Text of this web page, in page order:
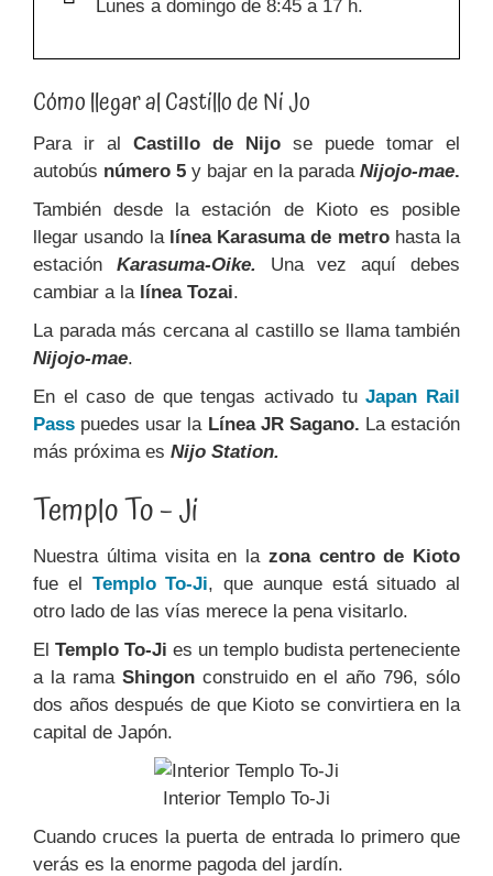
Lunes a domingo de 8:45 a 17 h.
Cómo llegar al Castillo de Ni Jo
Para ir al Castillo de Nijo se puede tomar el
autobús número 5 y bajar en la paradaNijojo-mae.
También desde la estación de Kioto es posible
llegar usando la línea Karasuma de metrohasta la
estación Karasuma-Oike. Una vez aquí debes
cambiar a la línea Tozai.
La parada más cercana al castillo se llama también
Nijojo-mae.
En el caso de que tengas activado tuJapan Rail
Pass puedes usar la Línea JR Sagano. La estación
más próxima es Nijo Station.
Templo To – Ji
Nuestra última visita en la zona centro de Kioto
fue el Templo To-Ji, que aunque está situado al
otro lado de las vías merece la pena visitarlo.
El Templo To-Ji es un templo budista perteneciente
a la ramaShingon construido en el año 796, sólo
dos años después de que Kioto se convirtiera en la
capital de Japón.
Interior Templo To-Ji
Cuando cruces la puerta de entrada lo primero que
verás es la enorme pagoda del jardín.